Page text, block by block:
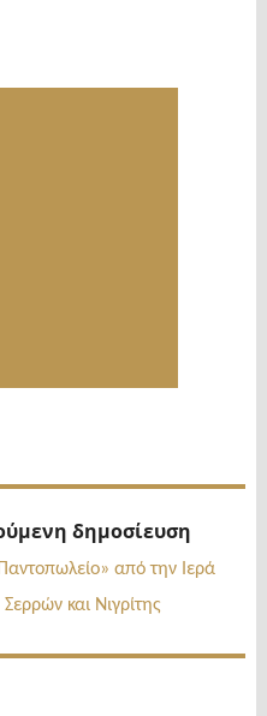
δημοσίευση
από την Ιερά
και Νιγρίτης